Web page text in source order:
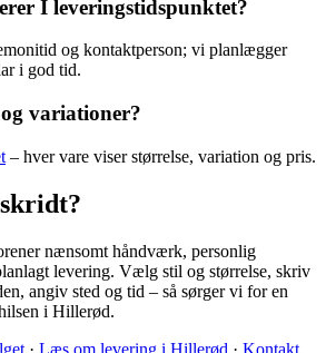
I leveringstidspunktet?
og kontaktperson; vi planlægger
i god tid.
variationer?
– hver vare viser størrelse, variation og pris.
nænsomt håndværk, personlig
levering. Vælg stil og størrelse, skriv
angiv sted og tid – så sørger vi for en
i Hillerød.
· Læs om levering i Hillerød · Kontakt